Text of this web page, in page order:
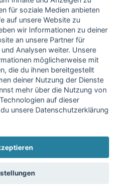
meiner Daten, wie in der
fitnessmarkt.de services GmbH
dass ich das 16. Lebensjahr
Einwilligung jederzeit mit
Weitere Informationen
.
GmbH
für soziale Medien anbieten
auf unsere Website zu
wir Informationen zu deiner
an unsere Partner für
Analysen weiter. Unsere
möglicherweise mit
die du ihnen bereitgestellt
deiner Nutzung der Dienste
mehr über die Nutzung von
auf dieser
unsere Datenschutzerklärung